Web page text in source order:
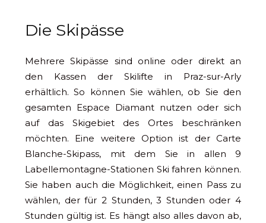
Die Skipässe
Mehrere Skipässe sind online oder direkt an
den Kassen der Skilifte in Praz-sur-Arly
erhältlich. So können Sie wählen, ob Sie den
gesamten Espace Diamant nutzen oder sich
auf das Skigebiet des Ortes beschränken
möchten. Eine weitere Option ist der Carte
Blanche-Skipass, mit dem Sie in allen 9
Labellemontagne-Stationen Ski fahren können.
Sie haben auch die Möglichkeit, einen Pass zu
wählen, der für 2 Stunden, 3 Stunden oder 4
Stunden gültig ist. Es hängt also alles davon ab,